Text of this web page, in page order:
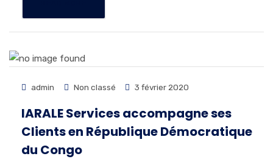
admin Non classé 3 février 2020
IARALE Services accompagne ses
Clients en République Démocratique
du Congo